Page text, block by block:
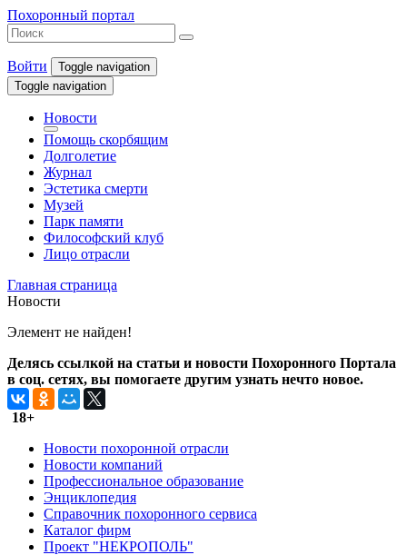
Похоронный портал
Войти
Toggle navigation
Toggle navigation
Новости
Помощь скорбящим
Долголетие
Журнал
Эстетика смерти
Музей
Парк памяти
Философский клуб
Лицо отрасли
Главная страница
Новости
Элемент не найден!
Делясь ссылкой на статьи и новости Похоронного Портала
в соц. сетях, вы помогаете другим узнать нечто новое.
18+
Новости похоронной отрасли
Новости компаний
Профессиональное образование
Энциклопедия
Справочник похоронного сервиса
Каталог фирм
Проект "НЕКРОПОЛЬ"